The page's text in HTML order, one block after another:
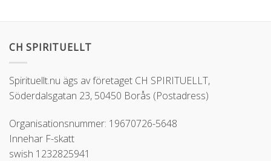
CH SPIRITUELLT
Spirituellt.nu ägs av företaget CH SPIRITUELLT,
Söderdalsgatan 23, 50450 Borås (Postadress)
Organisationsnummer: 19670726-5648
Innehar F-skatt
swish 1232825941